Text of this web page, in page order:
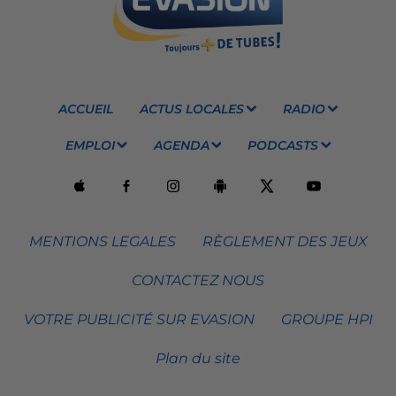
ACCUEIL ACTUS LOCALES RADIO
EMPLOI AGENDA PODCASTS
MENTIONS LEGALES RÈGLEMENT DES JEUX
CONTACTEZ NOUS
VOTRE PUBLICITÉ SUR EVASION GROUPE HPI
Plan du site